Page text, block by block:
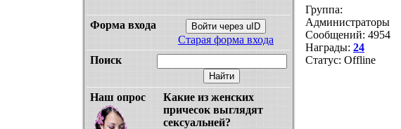
Форма входа Войти через uID
Старая форма входа
Поиск
Наш опрос
Какие из женских
причесок выглядят
сексуальней?
Группа:
Администраторы
Сообщений: 4954
Награды: 24
Статус: Offline